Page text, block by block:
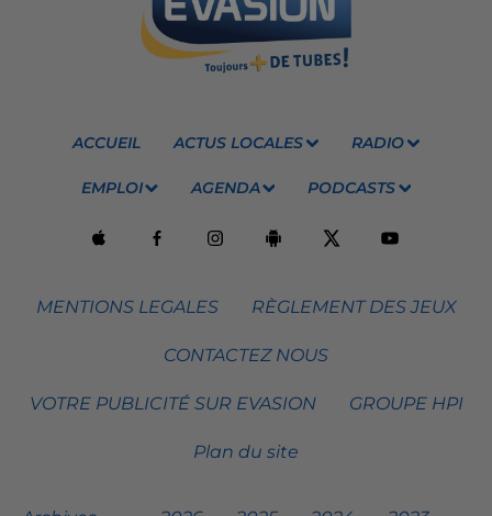
ACCUEIL ACTUS LOCALES RADIO
EMPLOI AGENDA PODCASTS
MENTIONS LEGALES RÈGLEMENT DES JEUX
CONTACTEZ NOUS
VOTRE PUBLICITÉ SUR EVASION GROUPE HPI
Plan du site